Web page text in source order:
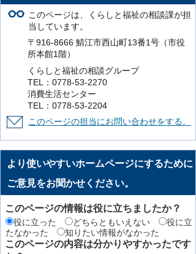
このページは、くらしと福祉の相談課が担
当しています。
〒916-8666 鯖江市西山町13番1号（市役
所本館1階）
くらしと福祉の相談グループ
TEL：0778-53-2270
消費生活センター
TEL：0778-53-2204
このページの担当にお問い合わせをする。
より使いやすいホームページにするために
ご意見をお聞かせください。
このページの情報は役に立ちましたか？
役に立った どちらともいえない
役に立
たなかった
知りたい情報がなかった
このページの内容は分かりやすかったです